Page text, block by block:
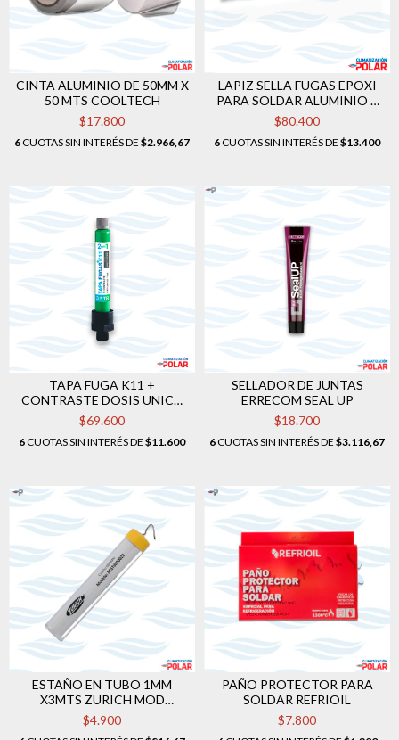
CINTA ALUMINIO DE 50MM X
50 MTS COOLTECH
$17.800
6CUOTAS SIN INTERÉS DE $2.966,67
LAPIZ SELLA FUGAS EPOXI
PARA SOLDAR ALUMINIO Y
COBRE LA-CO
$80.400
6CUOTAS SIN INTERÉS DE $13.400
TAPA FUGA K11 +
CONTRASTE DOSIS UNICA
15 ML
$69.600
6CUOTAS SIN INTERÉS DE $11.600
SELLADOR DE JUNTAS
ERRECOM SEAL UP
$18.700
6CUOTAS SIN INTERÉS DE $3.116,67
ESTAÑO EN TUBO 1MM
X3MTS ZURICH MOD
REST0000022
$4.900
PAÑO PROTECTOR PARA
SOLDAR REFRIOIL
$7.800